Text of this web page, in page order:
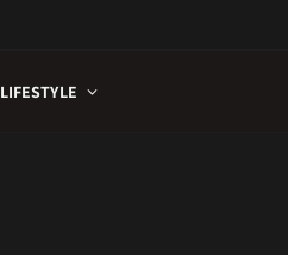
LIFESTYLE